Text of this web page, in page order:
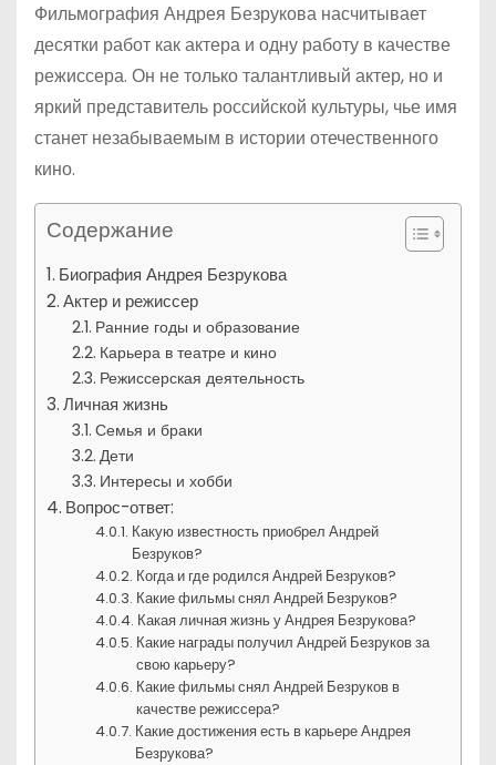
Фильмография Андрея Безрукова насчитывает
десятки работ как актера и одну работу в качестве
режиссера. Он не только талантливый актер, но и
яркий представитель российской культуры, чье имя
станет незабываемым в истории отечественного
кино.
Содержание
Биография Андрея Безрукова
Актер и режиссер
Ранние годы и образование
Карьера в театре и кино
Режиссерская деятельность
Личная жизнь
Семья и браки
Дети
Интересы и хобби
Вопрос-ответ:
Какую известность приобрел Андрей
Безруков?
Когда и где родился Андрей Безруков?
Какие фильмы снял Андрей Безруков?
Какая личная жизнь у Андрея Безрукова?
Какие награды получил Андрей Безруков за
свою карьеру?
Какие фильмы снял Андрей Безруков в
качестве режиссера?
Какие достижения есть в карьере Андрея
Безрукова?